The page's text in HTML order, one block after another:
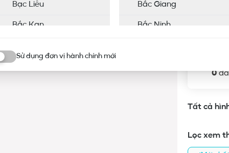
0
Tất cả
Lọc xem
Bạc Liêu Bắc Giang
Bắc Kạn Bắc Ninh
vị hành chính mới
Sử dụng đơn vị hành chính mới